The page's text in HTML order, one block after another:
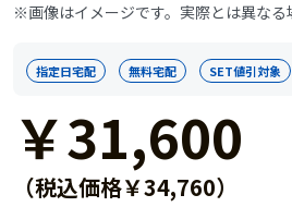
※画像はイメージです。実際とは異なる
指定日宅配 無料宅配 SET値引対象
￥31,600
（税込価格￥34,760）